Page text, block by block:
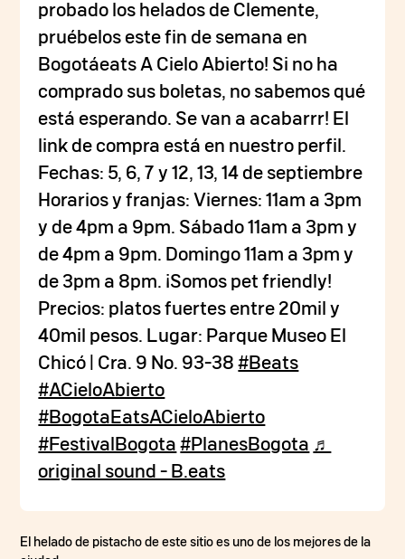
probado los helados de Clemente,
pruébelos este fin de semana en
Bogotáeats A Cielo Abierto! Si no ha
comprado sus boletas, no sabemos qué
está esperando. Se van a acabarrr! El
link de compra está en nuestro perfil.
Fechas: 5, 6, 7 y 12, 13, 14 de septiembre
Horarios y franjas: Viernes: 11am a 3pm
y de 4pm a 9pm. Sábado 11am a 3pm y
de 4pm a 9pm. Domingo 11am a 3pm y
de 3pm a 8pm. ¡Somos pet friendly!
Precios: platos fuertes entre 20mil y
40mil pesos. Lugar: Parque Museo El
Chicó | Cra. 9 No. 93-38#Beats
#ACieloAbierto
#BogotaEatsACieloAbierto
#FestivalBogota #PlanesBogota ♬
original sound - B.eats
El helado de pistacho de este sitio es uno de los mejores de la